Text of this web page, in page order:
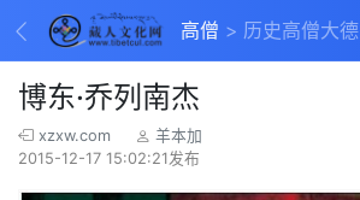
高僧 历史高僧大德
博东·乔列南杰
xzxw.com
羊本加
2015-12-17 15:02:21发布